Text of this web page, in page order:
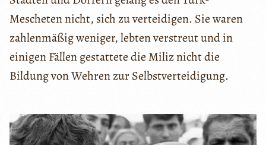
Mescheten nicht, sich zu verteidigen. Sie waren
zahlenmäßig weniger, lebten verstreut und in
einigen Fällen gestattete die Miliz nicht die
Bildung von Wehren zur Selbstverteidigung.